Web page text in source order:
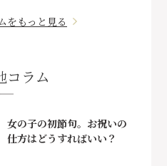
をもっと見る
コラム
女の子の初節句。お祝いの
仕方はどうすればいい？